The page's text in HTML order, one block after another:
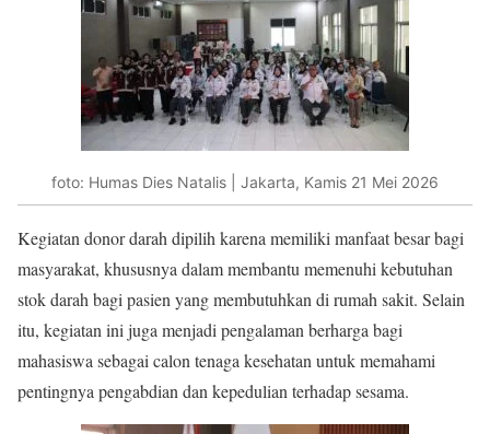
foto: Humas Dies Natalis | Jakarta, Kamis 21 Mei 2026
Kegiatan donor darah dipilih karena memiliki manfaat besar bagi
masyarakat, khususnya dalam membantu memenuhi kebutuhan
stok darah bagi pasien yang membutuhkan di rumah sakit. Selain
itu, kegiatan ini juga menjadi pengalaman berharga bagi
mahasiswa sebagai calon tenaga kesehatan untuk memahami
pentingnya pengabdian dan kepedulian terhadap sesama.